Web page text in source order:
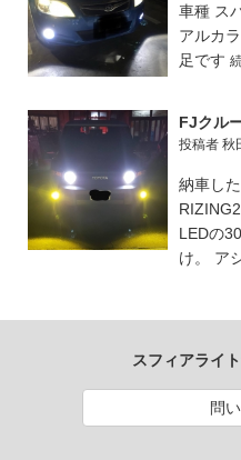
車種 ス
アルカ
足です
FJクル
投稿者 秋
納車し
LEDの
け。 ア
スフィアライ
問